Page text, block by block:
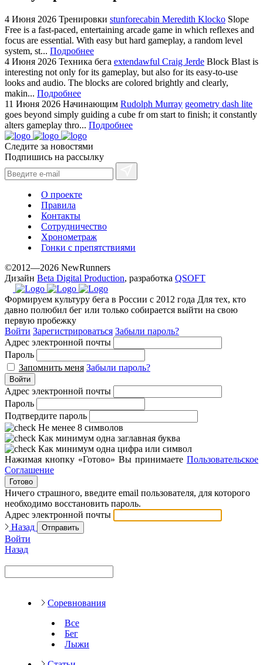
4 Июня 2026 Тренировки stunforecabin Meredith Klocko Slope
Free is a fast-paced, entertaining arcade game in which reflexes and
focus are essential. With easy but hard gameplay, a random level
system, st... Подробнее
4 Июня 2026 Техника бега extendawful Craig Jerde Block Blast is
interesting not only for its gameplay, but also for its easy-to-use
looks and audio. The blocks are colored brightly and clearly,
makin... Подробнее
11 Июня 2026 Начинающим Rudolph Murray geometry dash lite
goes beyond simply guiding a cube fr om start to finish; it constantly
alters gameplay thro... Подробнее
Следите за новостями
Подпишись на рассылку
О проекте
Правила
Контакты
Сотрудничество
Хронометраж
Гонки с препятствиями
©2012—2026 NewRunners
Дизайн Beta Digital Production, разработка QSOFT
Формируем культуру бега в России с 2012 года Для тех, кто
давно полюбил бег или только собирается выйти на свою
первую пробежку
Войти Зарегистрироваться Забыли пароль?
Адрес электронной почты
Пароль
Запомнить меня Забыли пароль?
Войти
Адрес электронной почты
Пароль
Подтвердите пароль
Не менее 8 символов
Как минимум одна заглавная буква
Как минимум одна цифра или символ
Нажимая кнопку «Готово» Вы принимаете Пользовательское
Соглашение
Готово
Ничего страшного, введите email пользователя, для которого
необходимо восстановить пароль.
Адрес электронной почты
Назад
Отправить
Войти
Назад
Соревнования
Все
Бег
Лыжи